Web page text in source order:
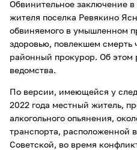
Обвинительное заключение
жителя поселка Ревякино
обвиняемого в умышленном
здоровью, повлекшем смерть
районный прокурор. Об этом
ведомства.
По версии, имеющейся у
2022 года местный житель,
алкогольного опьянения,
транспорта, расположенной
Советской, во время